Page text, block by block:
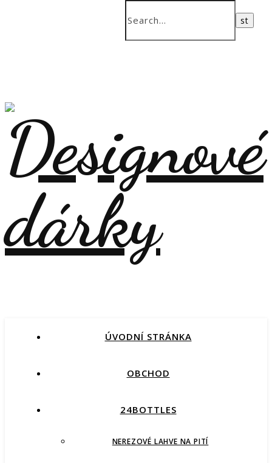
ÚVODNÍ STRÁNKA
OBCHOD
24BOTTLES
NEREZOVÉ LAHVE NA PITÍ